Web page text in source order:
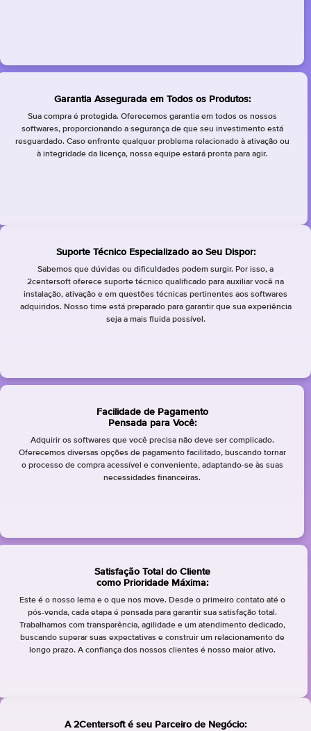
Garantia Assegurada em Todos os Produtos:
Sua compra é protegida. Oferecemos garantia em todos os nossos
softwares, proporcionando a segurança de que seu investimento está
resguardado. Caso enfrente qualquer problema relacionado à ativação ou
à integridade da licença, nossa equipe estará pronta para agir.
Suporte Técnico Especializado ao Seu Dispor:
Sabemos que dúvidas ou dificuldades podem surgir. Por isso, a
2centersoft oferece suporte técnico qualificado para auxiliar você na
instalação, ativação e em questões técnicas pertinentes aos softwares
adquiridos. Nosso time está preparado para garantir que sua experiência
seja a mais fluida possível.
Facilidade de Pagamento
Pensada para Você:
Adquirir os softwares que você precisa não deve ser complicado.
Oferecemos diversas opções de pagamento facilitado, buscando tornar
o processo de compra acessível e conveniente, adaptando-se às suas
necessidades financeiras.
Satisfação Total do Cliente
como Prioridade Máxima:
Este é o nosso lema e o que nos move. Desde o primeiro contato até o
pós-venda, cada etapa é pensada para garantir sua satisfação total.
Trabalhamos com transparência, agilidade e um atendimento dedicado,
buscando superar suas expectativas e construir um relacionamento de
longo prazo. A confiança dos nossos clientes é nosso maior ativo.
A 2Centersoft é seu Parceiro de Negócio: